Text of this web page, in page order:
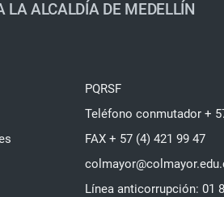
LA ALCALDÍA DE MEDELLÍN
PQRSF
Teléfono conmutador +
FAX + 57 (4) 421 99 47
Línea anticorrupción: 01